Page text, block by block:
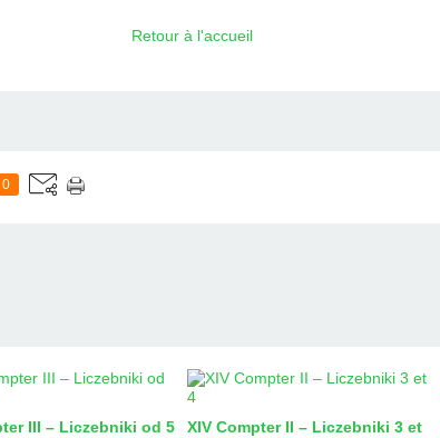
Retour à l'accueil
0
III – Liczebniki od 5
XIV Compter II – Liczebniki 3 et